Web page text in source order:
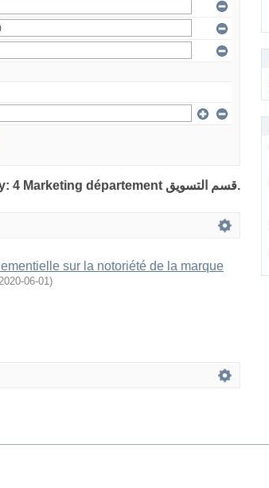
Showing 1 out of a total of 1 results for community: 4 Marketing département قسم التسويق.
sur la notoriété de la marque
06-01)